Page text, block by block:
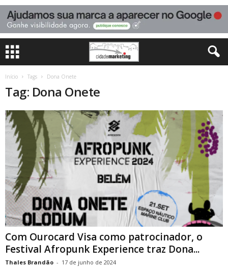
Início Tags Dona Onete
Tag: Dona Onete
Com Ourocard Visa como patrocinador, o
Festival Afropunk Experience traz Dona...
Thales Brandão - 17 de junho de 2024